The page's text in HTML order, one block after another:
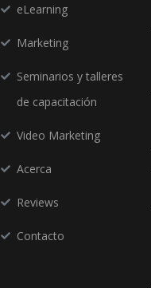
eLearning
Marketing
Seminarios y talleres
de capacitación
Video Marketing
Acerca
Reviews
Contacto